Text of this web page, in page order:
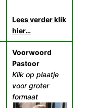
Lees verder klik
hier…
Voorwoord
Pastoor
Klik op plaatje
voor groter
formaat